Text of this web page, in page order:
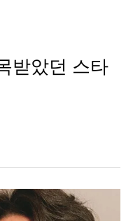
받았던 스타